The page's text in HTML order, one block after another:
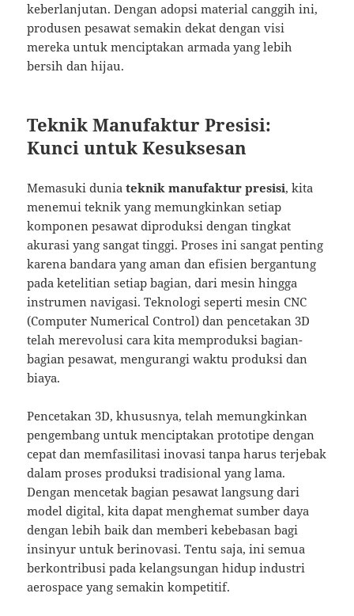
keberlanjutan. Dengan adopsi material canggih ini,
produsen pesawat semakin dekat dengan visi
mereka untuk menciptakan armada yang lebih
bersih dan hijau.
Teknik Manufaktur Presisi:
Kunci untuk Kesuksesan
Memasuki duniateknik manufaktur presisi, kita
menemui teknik yang memungkinkan setiap
komponen pesawat diproduksi dengan tingkat
akurasi yang sangat tinggi. Proses ini sangat penting
karena bandara yang aman dan efisien bergantung
pada ketelitian setiap bagian, dari mesin hingga
instrumen navigasi. Teknologi seperti mesin CNC
(Computer Numerical Control) dan pencetakan 3D
telah merevolusi cara kita memproduksi bagian-
bagian pesawat, mengurangi waktu produksi dan
biaya.
Pencetakan 3D, khususnya, telah memungkinkan
pengembang untuk menciptakan prototipe dengan
cepat dan memfasilitasi inovasi tanpa harus terjebak
dalam proses produksi tradisional yang lama.
Dengan mencetak bagian pesawat langsung dari
model digital, kita dapat menghemat sumber daya
dengan lebih baik dan memberi kebebasan bagi
insinyur untuk berinovasi. Tentu saja, ini semua
berkontribusi pada kelangsungan hidup industri
aerospace yang semakin kompetitif.